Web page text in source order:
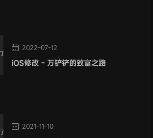
2022-07-12
iOS修改 - 万铲铲的致富之路
2021-11-10